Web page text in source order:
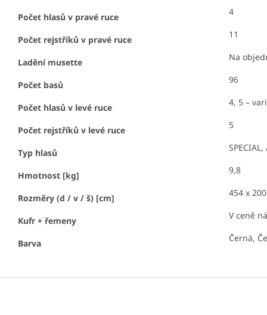
Počet hlasů v pravé ruce
4
Počet rejstříků v pravé ruce 11
Ladění musette Na
Počet basů 96
Počet hlasů v levé ruce 4, 5 –
Počet rejstříků v levé ruce 5
Typ hlasů
Hmotnost [kg] 9,8
Rozměry (d / v / š) [cm] 454 x
Kufr + řemeny V ceně
Barva Černá,
Z